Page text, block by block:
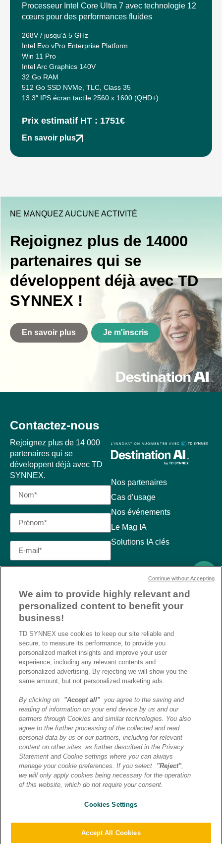
Processeur Intel Core Ultra 7 avec technologie 12
cœurs pour des performances fluides
268V / jusqu’à 5 GHz
Intel Evo vPro Enterprise Platform
Win 11 Pro
Intel Arc Graphics 140V
32 Go RAM
512 Go SSD NVMe, TLC, Class 35
13.3″ IPS écran tactile 2560 x 1600 (QHD+)
Prix estimatif HT : 1751€
En savoir plus
NE MANQUEZ AUCUNE ACTIVITÉ
Rejoignez plus de 14000
partenaires qui se
développent déjà avec TD
SYNNEX !
En savoir plus Je m'inscris
Nos partenaires
Cas d’usage
Nos événements
Le Mag IA
Solutions IA clés
Contactez-nous
Rejoignez plus de 14 000
partenaires qui se
développent déjà avec TD
SYNNEX.
J’ai lu et j’accepte la
politique de confidentialité et
les conditions d’utilisation
de Destination AI.​
ENVOYER
cookies|Transfert de données
We aim to provide highly relevant and
personalized content to benefit your
business!
TD SYNNEX use cookies to keep our site reliable and
secure, to measure its performance, to provide you
personalized market insights and improve your user
experience; including any relevant contents and
personalized advertising. By rejecting we will show you the
same amount, but not personalized marketing ads.
By clicking on "Accept all"you agree to the saving and
reading of information on your end device by us and our
partners through Cookies and similar technologies. You also
agree to the further processing of the collected and read
personal data by us or our partners, including for relevant
content on other sites, as further described in the Privacy
Statement and Cookie settings where you can always
manage your cookie preferences. If you select
"Reject",
we will only apply cookies being necessary for the operation
of this website, which do not require your consent.
Cookies Settings
Accept All Cookies
Continue without Accepting